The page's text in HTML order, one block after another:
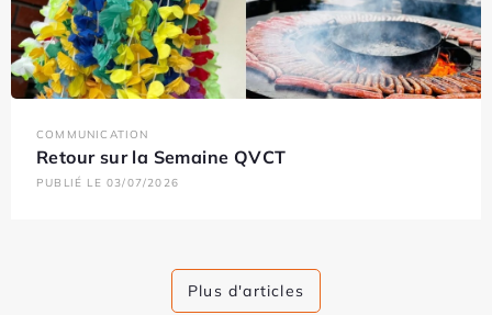
COMMUNICATION
Retour sur la Semaine QVCT
PUBLIÉ LE 03/07/2026
Plus d'articles